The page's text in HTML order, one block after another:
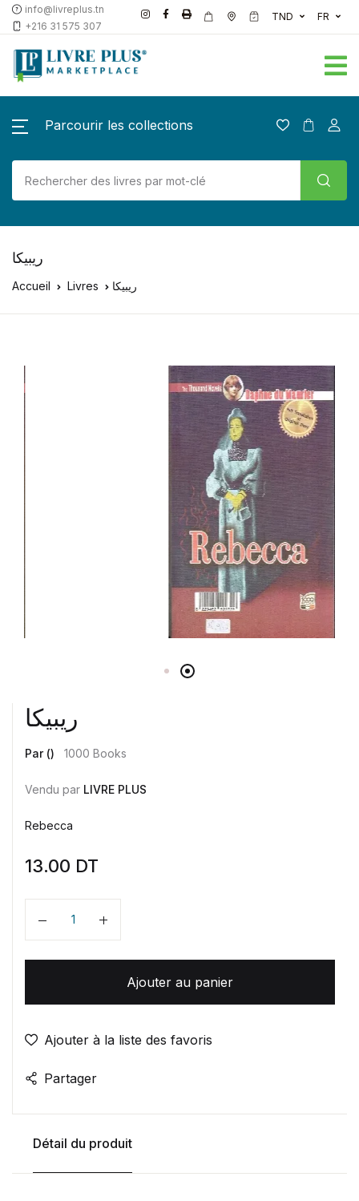
info@livreplus.tn
+216 31 575 307
TND FR
Parcourir les collections
ريبيكا
Accueil Livres ريبيكا
ريبيكا
Par () 1000 Books
Vendu par LIVRE PLUS
Rebecca
13.00 DT
Quantité
Ajouter au panier
Ajouter à la liste des favoris
Partager
Détail du produit